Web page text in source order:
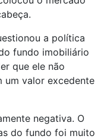
a política
fundo imobiliário
que ele não
um valor excedente
negativa. O
do fundo foi muito